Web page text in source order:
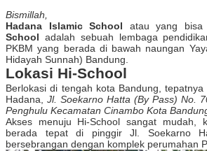
Bismillah,
Hadana Islamic School atau yang bisa
School adalah sebuah lembaga
PKBM yang berada di bawah naungan
Hidayah Sunnah) Bandung.
Lokasi Hi-School
Berlokasi di tengah kota Bandung,
Hadana, Jl. Soekarno Hatta (By Pass) No.
Penghulu Kecamatan Cinambo Kota
Akses menuju Hi-School sangat mudah,
berada tepat di pinggir Jl. Soekarno
bersebrangan dengan komplek perumahan